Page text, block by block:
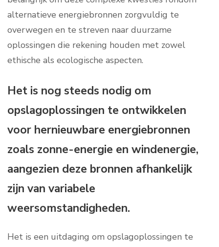
alternatieve energiebronnen zorgvuldig te
overwegen en te streven naar duurzame
oplossingen die rekening houden met zowel
ethische als ecologische aspecten.
Het is nog steeds nodig om
opslagoplossingen te ontwikkelen
voor hernieuwbare energiebronnen
zoals zonne-energie en windenergie,
aangezien deze bronnen afhankelijk
zijn van variabele
weersomstandigheden.
Het is een uitdaging om opslagoplossingen te